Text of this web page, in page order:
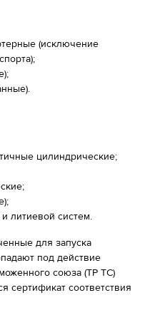
(исключение
цилиндрические;
литиевой систем.
для запуска
под действие
союза (ТР ТС)
сертификат соответствия